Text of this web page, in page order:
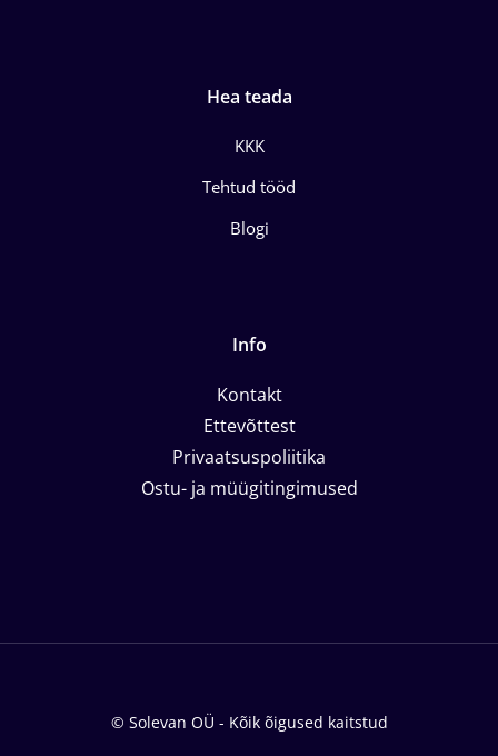
Hea teada
KKK
Tehtud tööd
Blogi
Info
Kontakt
Ettevõttest
Privaatsuspoliitika
Ostu- ja müügitingimused
© Solevan OÜ - Kõik õigused kaitstud